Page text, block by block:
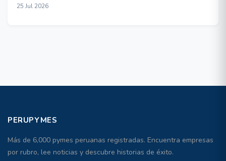
25 Jul 2026
PERUPYMES
Más de 6,000 pymes peruanas registradas. Encuentra empresas
por rubro, lee noticias y descubre historias de éxito.